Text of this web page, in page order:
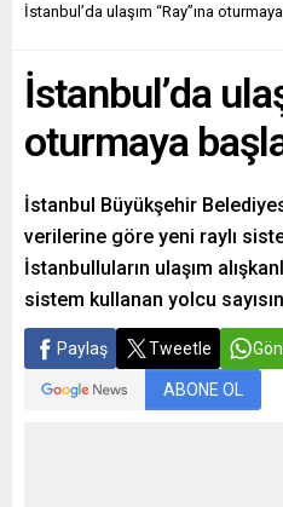
İstanbul’da ulaşım “Ray”ına
İstanbul’da
oturmaya
İstanbul Büyükşehir
verilerine göre yeni raylı
İstanbulluların ulaşım
sistem kullanan yolcu
Paylaş Tweetle
ABONE OL